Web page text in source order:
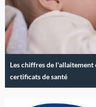
Les chiffres de l'allaitement
certificats de santé